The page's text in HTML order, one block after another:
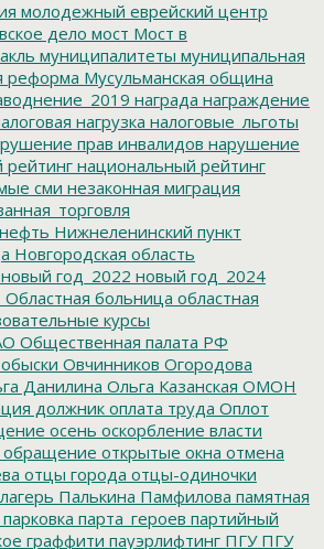
молодежный еврейский центр
дело мост Мост в
муниципалитеты муниципальная
реформа Мусульманская община
награда награждение
нагрузка налоговые_льготы
прав инвалидов нарушение
рейтинг национальный рейтинг
сми незаконная миграция
нефть Нижнеленинский пункт
Новгородская область
новый год_2022 новый год_2024
Областная больница областная
курсы
Общественная палата РФ
обыски Овчинников Огородова
Данилина Ольга Казанская ОМОН
должникоплата труда Оплот
осень оскорбление власти
обращение открытые окна отмена
отцы города отцы-одиночки
Палькина Памфилова памятная
парковка парта_героев партийный
граффити пауэрлифтинг ПГУПГУ